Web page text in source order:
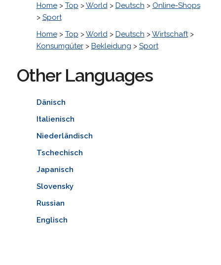
Home> Top >World> Deutsch > Online-Shops
> Sport
Home> Top >World> Deutsch >Wirtschaft>
Konsumgüter> Bekleidung > Sport
Other Languages
Dänisch
Italienisch
Niederländisch
Tschechisch
Japanisch
Slovensky
Russian
Englisch